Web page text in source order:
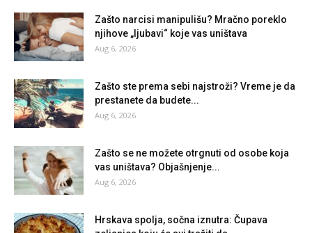
Zašto narcisi manipulišu? Mračno poreklo
njihove „ljubavi“ koje vas uništava
Aug 6, 2026
Zašto ste prema sebi najstroži? Vreme je da
prestanete da budete...
Aug 6, 2026
Zašto se ne možete otrgnuti od osobe koja
vas uništava? Objašnjenje...
Aug 6, 2026
Hrskava spolja, sočna iznutra: Čupava